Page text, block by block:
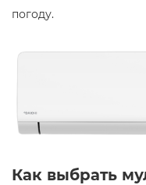
погоду.
Как выбрать